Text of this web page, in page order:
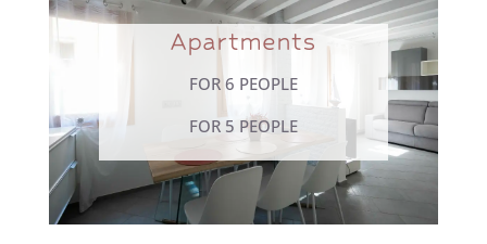
Apartments
FOR 6 PEOPLE
FOR 5 PEOPLE